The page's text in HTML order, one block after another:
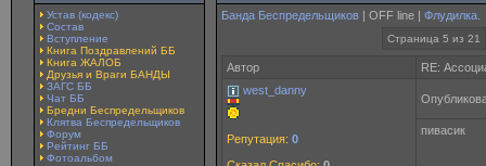
Устав (кодекс)
Состав
Вступление
Книга Поздравлений ББ
Книга ЖАЛОБ
Друзья и Враги БАНДЫ
ЗАГС ББ
Чат ББ
Бредни Беспредельщиков
Клятва Беспредельщиков
Форум
Рейтинг ББ
Фотоальбом
Банда Беспредельщиков | OFF line | Флудилка.
Страница 5 из 21
Автор
RE:
west_danny
Репутация: 0
пивасик